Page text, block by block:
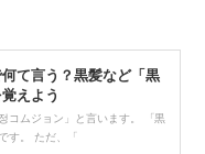
何て言う？黒髪など「黒
えよう
コムジョン」と言います。 「黒
す。 ただ、「